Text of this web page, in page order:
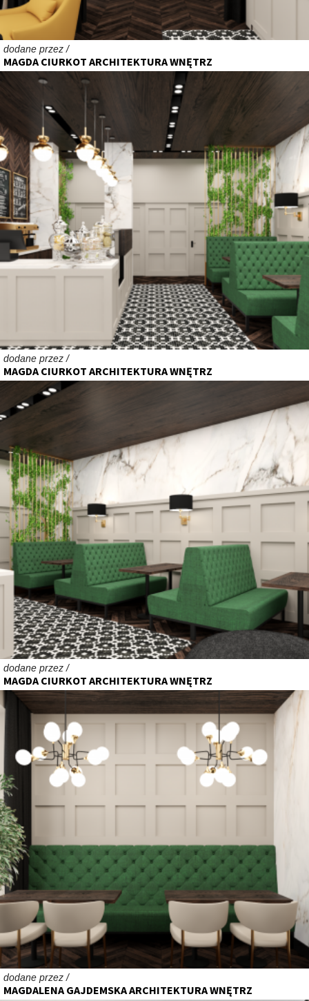
dodane przez /
MAGDA CIURKOT ARCHITEKTURA WNĘTRZ
dodane przez /
MAGDA CIURKOT ARCHITEKTURA WNĘTRZ
dodane przez /
MAGDA CIURKOT ARCHITEKTURA WNĘTRZ
dodane przez /
MAGDALENA GAJDEMSKA ARCHITEKTURA WNĘTRZ